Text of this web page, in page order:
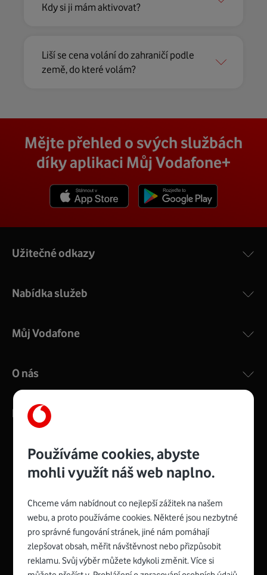
Kdy si ji mám aktivovat?
Liší se cena volání do zahraničí podle
země, do které volám?
Mějte přehled o svých službách
díky aplikaci Můj Vodafone+
Spojte se s Vodafonem
Facebook
X
InstagramYoutubeVodafoneLinkedIn
Užitečné odkazy
Nabídka služeb
Můj Vodafone
O nás
Kontakty
Management
consultancy
Recruitment
logo
Top
roku
Platinové
EcoVadis
Buy
Award
má
zelenou
Používáme cookies, abyste
mohli využít náš web naplno.
Chceme vám nabídnout co nejlepší zážitek na našem
webu, a proto používáme cookies. Některé jsou nezbytné
pro správné fungování stránek, jiné nám pomáhají
zlepšovat obsah, měřit návštěvnost nebo přizpůsobit
reklamu. Svůj výběr můžete kdykoli změnit. Více si